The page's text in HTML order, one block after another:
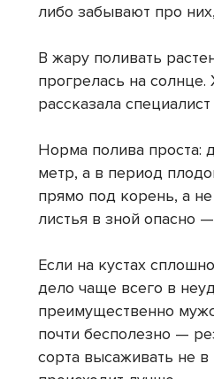
либо забывают про
В жару поливать
прогрелась на
рассказала
Норма полива проста:
метр, а в период
прямо под корень, а
листья в зной опасно
Если на кустах
дело чаще всего в
преимущественно
почти бесполезно —
сорта высаживать не в